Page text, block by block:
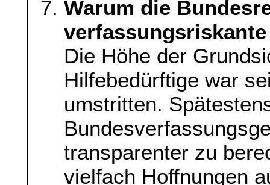
Warum die
Die Höhe der
Hilfebedürftige war
umstritten.
transparenter zu
vielfach Hoffnungen